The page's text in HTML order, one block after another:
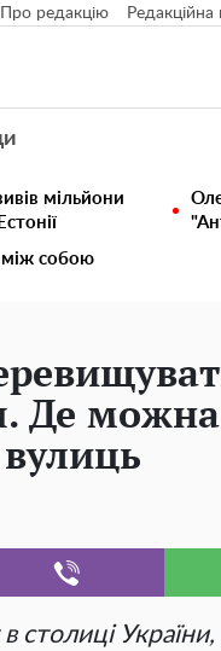
Про редакцію Редакційна
мільйони
між собою
Де можна
столиці України,